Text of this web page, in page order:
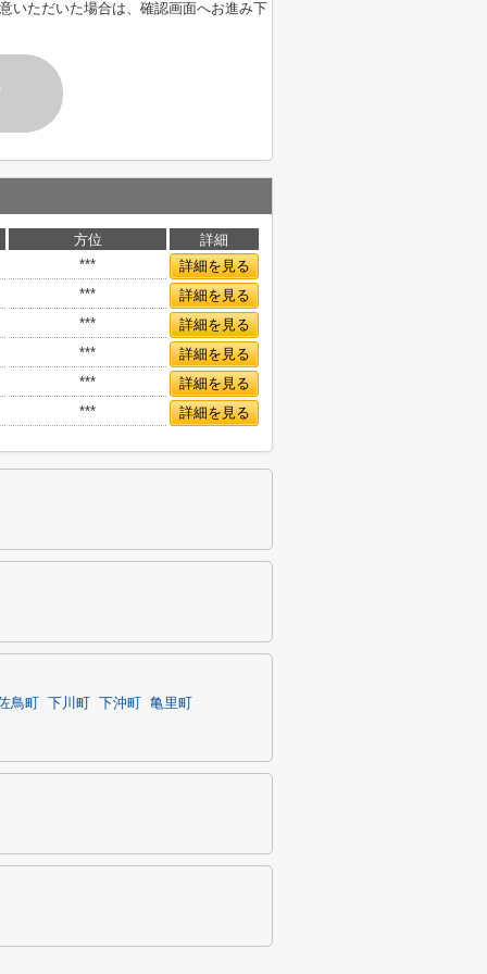
いただいた場合は、確認画面へお進み下
方位
詳細
***
詳細を見る
***
詳細を見る
***
詳細を見る
***
詳細を見る
***
詳細を見る
***
詳細を見る
鳥町 下川町 下沖町 亀里町